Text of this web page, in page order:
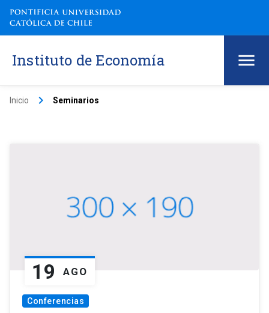
Instituto de Economía
Inicio keyboard_arrow_right Seminarios
19 AGO
Conferencias